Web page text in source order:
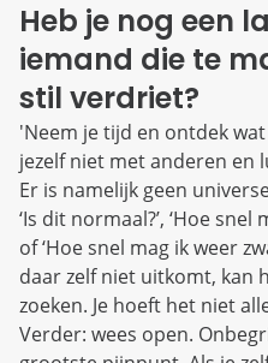
Heb je nog een
iemand die te
stil verdriet?
'Neem je tijd en ontdek
jezelf niet met anderen en
Er is namelijk geen
‘Is dit normaal?’, ‘Hoe
of ‘Hoe snel mag ik weer
daar zelf niet uitkomt, kan
zoeken. Je hoeft het niet
Verder: wees open.